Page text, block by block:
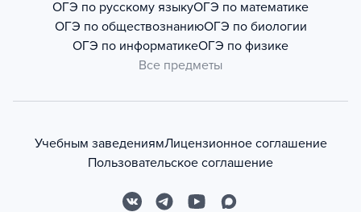
ОГЭ по русскому языкуОГЭ по математике
ОГЭ по обществознаниюОГЭ по биологии
ОГЭ по информатикеОГЭ по физике
Все предметы
Учебным заведениямЛицензионное соглашение
Пользовательское соглашение